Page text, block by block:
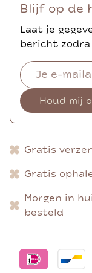
Blijf op de
Laat je
bericht zodra
Houd mij
Gratis
Gratis
Morgen in
besteld